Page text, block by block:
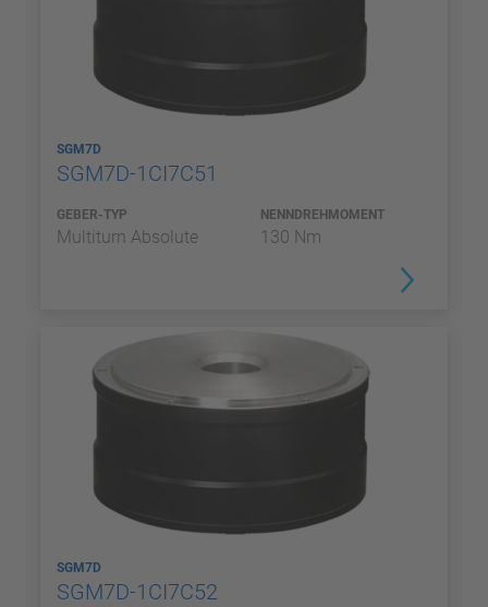
SGM7D
SGM7D-1CI7C51
GEBER-TYP
Multiturn Absolute
NENNDREHMOMENT
130 Nm
SGM7D
SGM7D-1CI7C52